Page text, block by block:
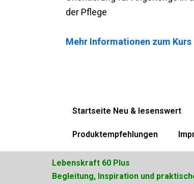
der Pflege
Mehr Informationen zum Kurs
Startseite Neu & lesenswert
Produktempfehlungen
Lebenskraft 60 Plus
Begleitung, Inspiration und